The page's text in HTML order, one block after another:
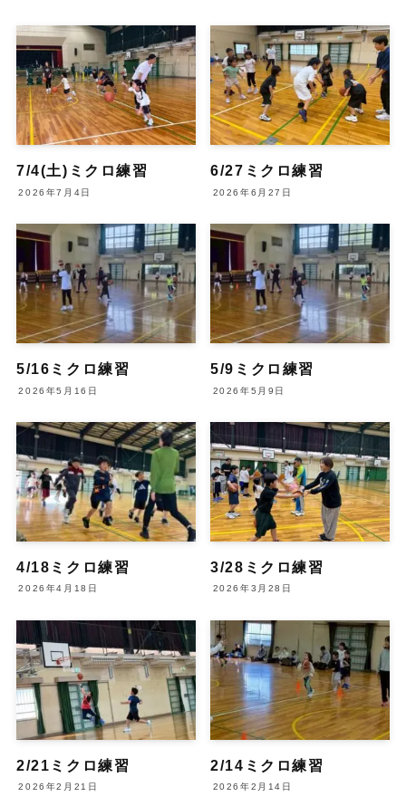
7/4(土)ミクロ練習
2026年7月4日
6/27ミクロ練習
2026年6月27日
5/16ミクロ練習
2026年5月16日
5/9ミクロ練習
2026年5月9日
4/18ミクロ練習
2026年4月18日
3/28ミクロ練習
2026年3月28日
2/21ミクロ練習
2026年2月21日
2/14ミクロ練習
2026年2月14日